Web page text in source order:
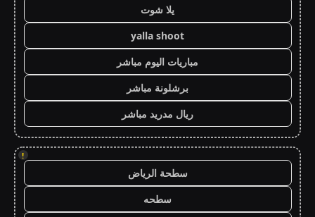
يلا شوت
yalla shoot
مباريات اليوم مباشر
برشلونة مباشر
ريال مدريد مباشر
!
سطحة الرياض
سطحه